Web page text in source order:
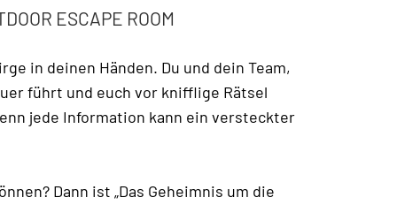
ESCAPE ROOM
in deinen Händen. Du und dein Team,
führt und euch vor knifflige Rätsel
jede Information kann ein versteckter
Dann ist „Das Geheimnis um die